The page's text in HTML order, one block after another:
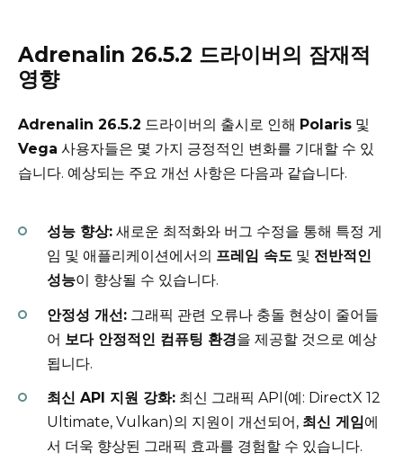
Adrenalin 26.5.2 드라이버의 잠재적
영향
Adrenalin 26.5.2 드라이버의 출시로 인해 Polaris 및
Vega 사용자들은 몇 가지 긍정적인 변화를 기대할 수 있
습니다. 예상되는 주요 개선 사항은 다음과 같습니다.
성능 향상: 새로운 최적화와 버그 수정을 통해 특정 게
임 및 애플리케이션에서의 프레임 속도 및 전반적인
성능이 향상될 수 있습니다.
안정성 개선: 그래픽 관련 오류나 충돌 현상이 줄어들
어 보다 안정적인 컴퓨팅 환경을 제공할 것으로 예상
됩니다.
최신 API 지원 강화: 최신 그래픽 API(예: DirectX 12
Ultimate, Vulkan)의 지원이 개선되어, 최신 게임에
서 더욱 향상된 그래픽 효과를 경험할 수 있습니다.